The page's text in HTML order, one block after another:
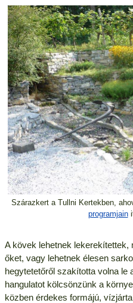
Szárazkert a Tullni Kertekben,
programjain
A kövek lehetnek lekerekítettek,
őket, vagy lehetnek élesen
hegytetetőről szakította volna le
hangulatot kölcsönzünk a
közben érdekes formájú,